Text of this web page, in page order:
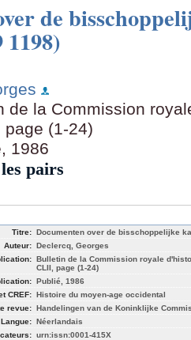
de
de la Commission
(1-24)
1986
pairs
Titre: Documenten over de bisschoppelijke
Auteur: Declercq, Georges
Bulletin de la Commission royale
CLII, page (1-24)
Publié, 1986
CREF: Histoire du moyen-age occidental
revue: Handelingen van de Koninklijke
Langue: Néerlandais
urn:issn:0001-415X